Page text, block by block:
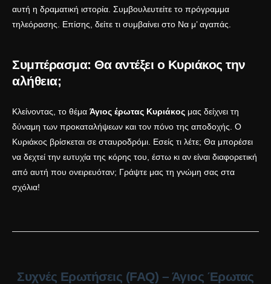
αυτή η δραματική ιστορία. Συμβουλευτείτε το πρόγραμμα
τηλεόρασης. Επίσης, δείτε τι συμβαίνει στο Να μ’ αγαπάς.
Συμπέρασμα: Θα αντέξει ο Κυριάκος την
αλήθεια;
Κλείνοντας, το θέμα Άγιος έρωτας Κυριάκος μας δείχνει τη
δύναμη των προκαταλήψεων και τον πόνο της αποδοχής. Ο
Κυριάκος βρίσκεται σε σταυροδρόμι. Εσείς τι λέτε; Θα μπορέσει
να δεχτεί την ευτυχία της κόρης του, έστω κι αν είναι διαφορετική
από αυτή που ονειρευόταν; Γράψτε μας τη γνώμη σας στα
σχόλια!
Συχνές Ερωτήσεις (FAQ) – Άγιος Έρωτας